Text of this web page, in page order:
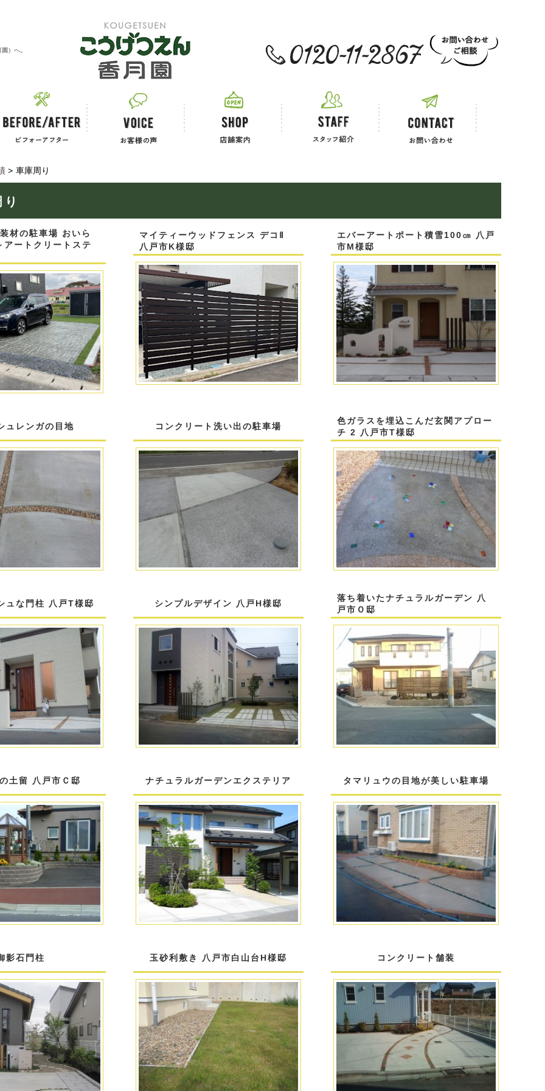
）へ。
> 車庫周り
材の駐車場 おいら
ートクリートステ
マイティーウッドフェンス デコⅡ
八戸市K様邸
エバーアートポート積雪100㎝ 八戸
市M様邸
ュレンガの目地 コンクリート洗い出の駐車場
色ガラスを埋込こんだ玄関アプロー
チ 2 八戸市T様邸
ュな門柱 八戸T様邸 シンプルデザイン 八戸H様邸
落ち着いたナチュラルガーデン 八
戸市Ｏ邸
土留 八戸市Ｃ邸 ナチュラルガーデンエクステリア タマリュウの目地が美しい駐車場
影石門柱 玉砂利敷き 八戸市白山台H様邸 コンクリート舗装